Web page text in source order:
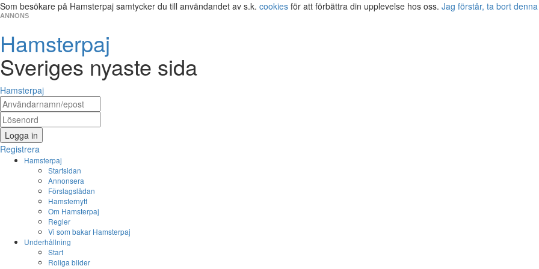
Som besökare på Hamsterpaj samtycker du till användandet av s.k. cookies för att förbättra din upplevelse hos oss. Jag förstår, ta bort
ANNONS
Hamsterpaj
Sveriges nyaste sida
Hamsterpaj
Logga in
Registrera
Hamsterpaj
Startsidan
Annonsera
Förslagslådan
Hamsternytt
Om Hamsterpaj
Regler
Vi som bakar Hamsterpaj
Underhållning
Start
Roliga bilder